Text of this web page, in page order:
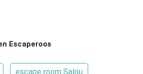
Escaperoos
escape room Salou